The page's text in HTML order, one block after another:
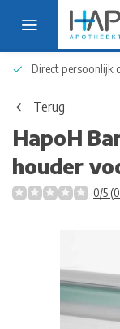
Direct persoonlijk
Terug
HapoH
houder
0/5